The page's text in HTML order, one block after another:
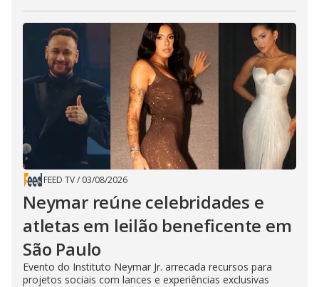
FEED TV/ 03/08/2026
Neymar reúne celebridades e
atletas em leilão beneficente em
São Paulo
Evento do Instituto Neymar Jr. arrecada recursos para
projetos sociais com lances e experiências exclusivas